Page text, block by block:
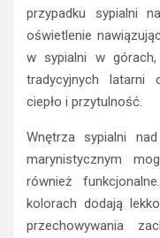
przypadku sypialni
oświetlenie
w sypialni w
tradycyjnych latarni
ciepło i przytulność.
Wnętrza sypialni
marynistycznym
również
kolorach dodają
przechowywania